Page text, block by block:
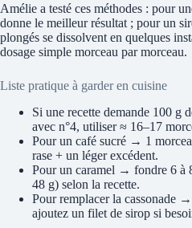
Amélie a testé ces méthodes : pour
donne le meilleur résultat ; pour un
plongés se dissolvent en quelques
dosage simple morceau par morceau.
Liste pratique à garder en cuisine
Si une recette demande 100 g
avec n°4, utiliser ≈ 16–17
Pour un café sucré → 1
rase + un léger excédent.
Pour un caramel → fondre 6 à
48 g) selon la recette.
Pour remplacer la cassonade
ajoutez un filet de sirop si